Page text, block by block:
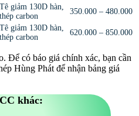
Tê giảm 130D hàn,
thép carbon
350.000 – 480.000
Tê giảm 130D hàn,
thép carbon
620.000 – 850.000
Để có báo giá chính xác, bạn cần
Hùng Phát để nhận bảng giá
khác: